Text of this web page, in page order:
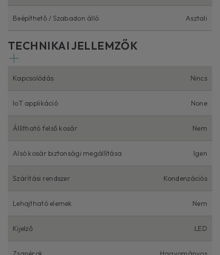
Beépíthető / Szabadon álló Asztali
TECHNIKAI JELLEMZŐK
Kapcsolódás Nincs
IoT applikáció None
Állítható felső kosár Nem
Alsó kosár biztonsági megállítása Igen
Szárítási rendszer Kondenzációs
Lehajtható elemek Nem
Kijelző LED